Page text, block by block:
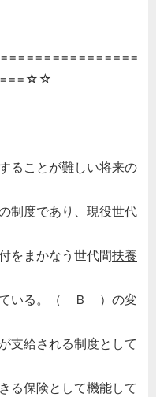
ることが難しい将来の
制度であり、現役世代
をまかなう世代間扶養
ている。（ Ｂ ）の変
支給される制度として
る保険として機能して